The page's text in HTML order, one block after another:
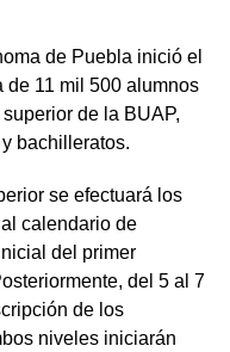
de Puebla inició el
de 11 mil 500 alumnos
de la BUAP,
bachilleratos.
se efectuará los
calendario de
del primer
del 5 al 7
de los
niveles iniciarán